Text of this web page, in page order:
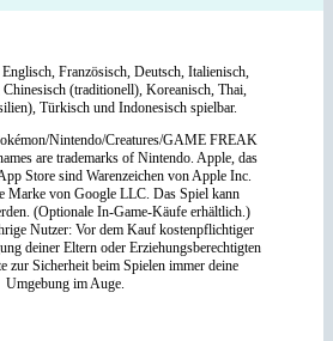
Französisch, Deutsch, Italienisch,
Chinesisch (traditionell), Koreanisch, Thai,
Türkisch und Indonesisch spielbar.
Nintendo/Creatures/GAME FREAK
are trademarks of Nintendo. Apple, das
Store sind Warenzeichen von Apple Inc.
Marke von Google LLC. Das Spiel kann
(Optionale In-Game-Käufe erhältlich.)
Nutzer: Vor dem Kauf kostenpflichtiger
deiner Eltern oder Erziehungsberechtigten
zur Sicherheit beim Spielen immer deine
Umgebung im Auge.